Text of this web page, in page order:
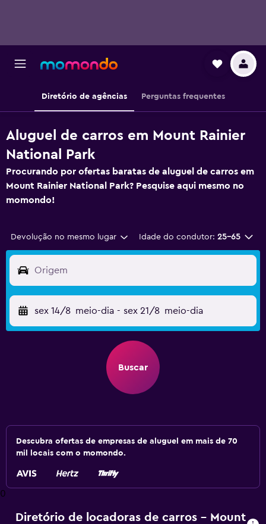
Diretório de agências Perguntas frequentes
Aluguel de carros em Mount Rainier
National Park
Procurando por ofertas baratas de aluguel de carros em
Mount Rainier National Park? Pesquise aqui mesmo no
momondo!
Devolução no mesmo lugar Idade do condutor: 25-65
Origem
sex 14/8 meio-dia - sex 21/8 meio-dia
Buscar
Descubra ofertas de empresas de aluguel em mais de 70
mil locais com o momondo.
0
Diretório de locadoras de carros – Mount